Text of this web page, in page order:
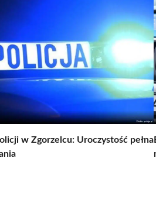
w Zgorzelcu: Uroczystość pełna